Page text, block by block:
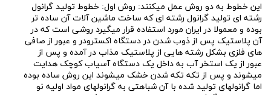
این خطوط به دو روش عمل میکنند: روش اول: خطوط تولید گرانول
رشته ای تولید گرانول رشته ای که ساخت ماشین آلات آن ساده تر
بوده و معمولا در ایران مورد استفاده قرار میگیرد روشی است که در
آن پلاستیک پس از ذوب شدن در دستگاه اکسترودر و عبور از صافی
های فلزی بشکل رشته هایی از پلاستیک مذاب در آمده و پس از
عبور از یک استخر آب به داخل یک دستگاه آسیاب کوچک هدایت
میشوند و پس از تکه تکه شدن خشک میشوند این روش ساده بوده
اما گرانولهای تولید شده با آن شباهتی به گرانولهای مواد اولیه نو